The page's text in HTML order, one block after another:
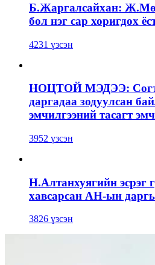
Б.Жаргалсайхан:
бол нэг сар хоригдох
4231 үзсэн
НОЦТОЙ МЭДЭЭ:
даргадаа зодуулсан
эмчилгээний тасагт
3952 үзсэн
Н.Алтанхуягийн эсрэг
хавсарсан АН-ын
3826 үзсэн